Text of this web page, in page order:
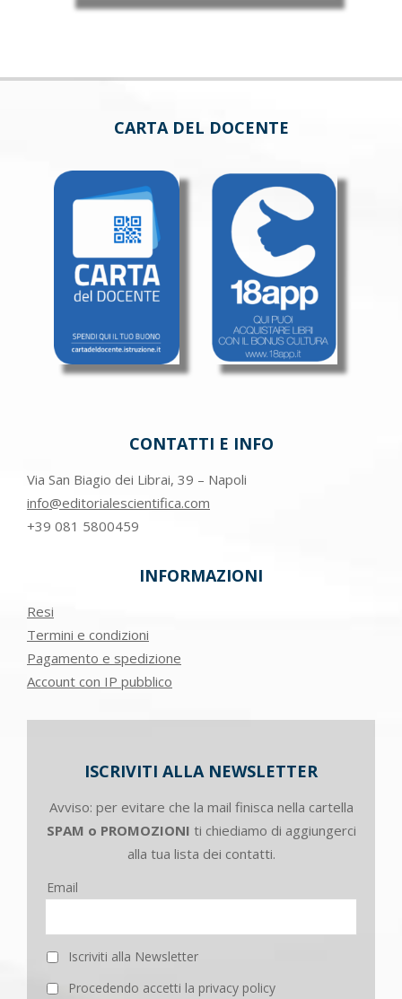
CARTA DEL DOCENTE
CONTATTI E INFO
Via San Biagio dei Librai, 39 – Napoli
info@editorialescientifica.com
+39 081 5800459
INFORMAZIONI
Resi
Termini e condizioni
Pagamento e spedizione
Account con IP pubblico
ISCRIVITI ALLA NEWSLETTER
Avviso: per evitare che la mail finisca nella cartella
SPAM o PROMOZIONI ti chiediamo di aggiungerci
alla tua lista dei contatti.
Email
Iscriviti alla Newsletter
Procedendo accetti la privacy policy